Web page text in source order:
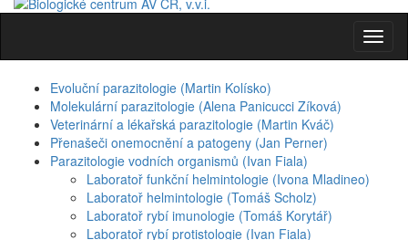
Evoluční parazitologie (Martin Kolísko)
Molekulární parazitologie (Alena Panicucci Zíková)
Veterinární a lékařská parazitologie (Martin Kváč)
Přenašeči onemocnění a patogeny (Jan Perner)
Parazitologie vodních organismů (Ivan Fiala)
Laboratoř funkční helmintologie (Ivona Mladineo)
Laboratoř helmintologie (Tomáš Scholz)
Laboratoř rybí imunologie (Tomáš Korytář)
Laboratoř rybí protistologie (Ivan Fiala)